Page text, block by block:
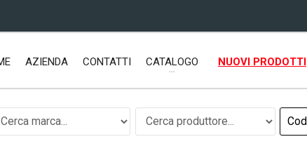
AZIENDA CONTATTI CATALOGO NUOVI PRODOTTI